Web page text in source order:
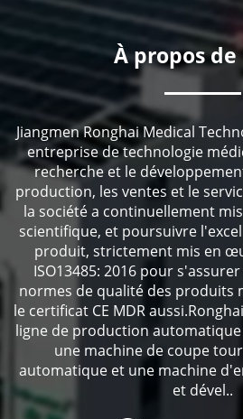
À propos de
Jiangmen Ronghai Medical
entreprise de technologie
recherche et le
production, les ventes et le
la société a continuellement
scientifique, et poursuivre
produit, strictement mis en
ISO13485: 2016 pour
normes de qualité des produits
le certificat CE MDR
ligne de production
une machine de coupe
automatique et une machine
et dével..